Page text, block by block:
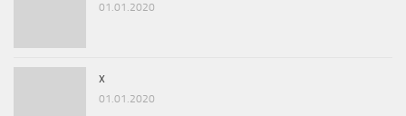
01.01.2020
x
01.01.2020